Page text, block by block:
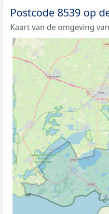
Postcode 8539 op
Kaart van de omgeving